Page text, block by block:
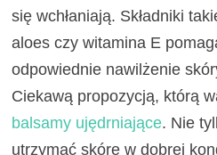
się wchłaniają. Składniki
aloes czy witamina E
odpowiednie nawilżenie
Ciekawą propozycją, którą
balsamy ujędrniające. Nie
utrzymać skórę w dobrej